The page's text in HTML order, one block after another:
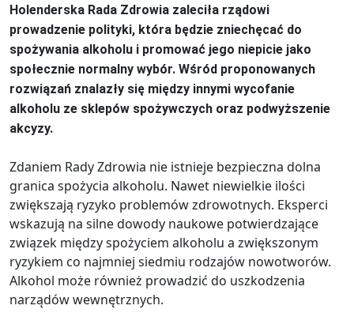
Holenderska Rada Zdrowia zaleciła rządowi
prowadzenie polityki, która będzie zniechęcać do
spożywania alkoholu i promować jego niepicie jako
społecznie normalny wybór. Wśród proponowanych
rozwiązań znalazły się między innymi wycofanie
alkoholu ze sklepów spożywczych oraz podwyższenie
akcyzy.
Zdaniem Rady Zdrowia nie istnieje bezpieczna dolna
granica spożycia alkoholu. Nawet niewielkie ilości
zwiększają ryzyko problemów zdrowotnych. Eksperci
wskazują na silne dowody naukowe potwierdzające
związek między spożyciem alkoholu a zwiększonym
ryzykiem co najmniej siedmiu rodzajów nowotworów.
Alkohol może również prowadzić do uszkodzenia
narządów wewnętrznych.